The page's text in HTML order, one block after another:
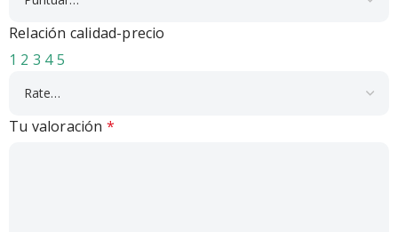
Relación calidad-precio
1 2 3 4 5
Tu valoración *